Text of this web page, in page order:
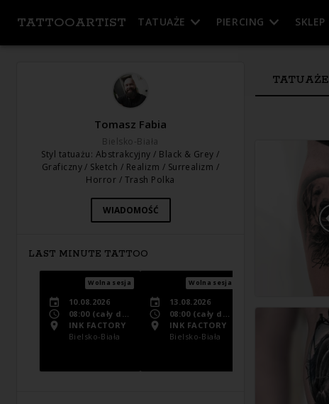
TATTOOARTIST TATUAŻE PIERCING SKLEP
Tomasz Fabia
Bielsko-Biała
Styl tatuażu: Abstrakcyjny / Black & Grey /
Graficzny / Sketch / Realizm / Surrealizm /
Horror / Trash Polka
WIADOMOŚĆ
LAST MINUTE TATTOO
Wolna sesja
10.08.2026
08:00(cały dzień)
INK FACTORY
Bielsko-Biała
Wolna sesja
13.08.2026
08:00(cały dzień)
INK FACTORY
Bielsko-Biała
(cały dzień)
INK FACTORY
Bielsko-Biała
TATUAŻE